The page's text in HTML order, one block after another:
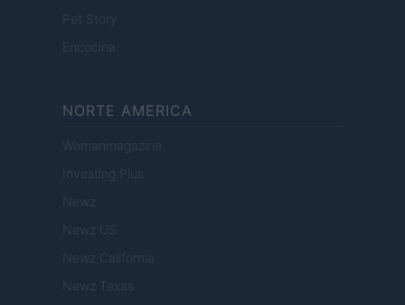
Pet Story
Encocina
NORTE AMERICA
Womanmagazine
Investing Plus
Newz
Newz US
Newz California
Newz Texas